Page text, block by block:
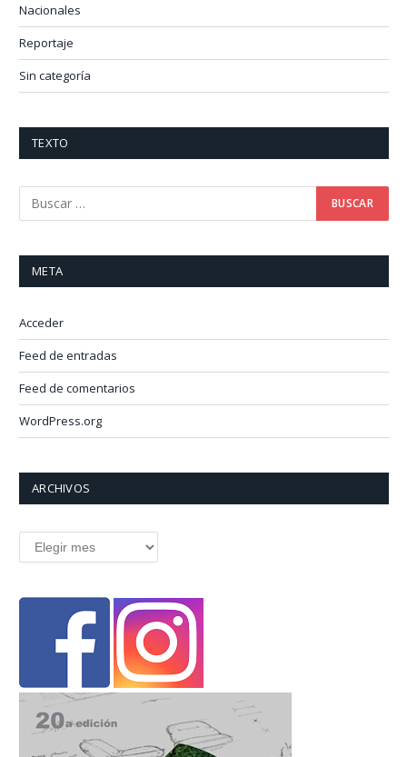
Nacionales
Reportaje
Sin categoría
TEXTO
META
Acceder
Feed de entradas
Feed de comentarios
WordPress.org
ARCHIVOS
Archivos